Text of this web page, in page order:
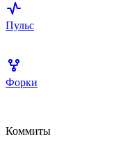
Пульс
Форки
Коммиты